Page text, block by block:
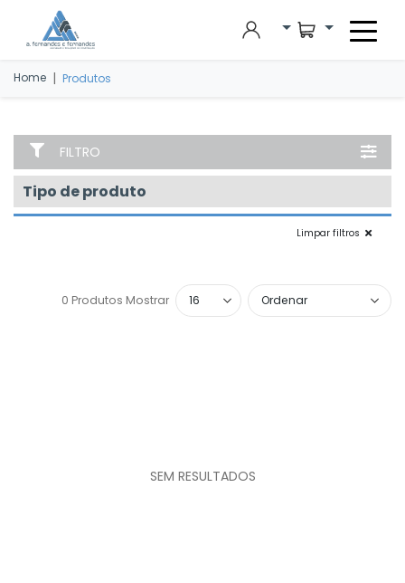
Skip to main content
Home | Produtos
FILTRO
Tipo de produto
Limpar filtros
0 Produtos Mostrar
SEM RESULTADOS